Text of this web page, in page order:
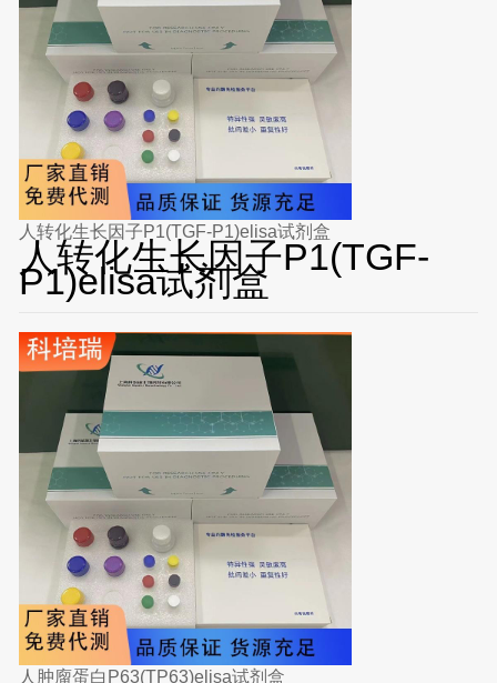
人转化生长因子P1(TGF-P1)elisa试剂盒
人转化生长因子P1(TGF-
P1)elisa试剂盒
人肿廇蛋白P63(TP63)elisa试剂盒